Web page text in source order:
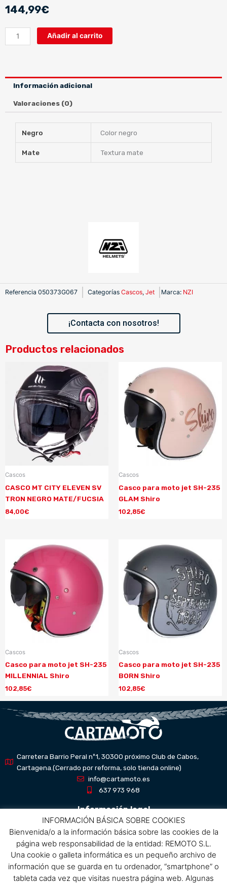
144,99€
ROLLING
3
SUN
MATT
BLACK
cantidad
Añadir al carrito
Información adicional
Valoraciones (0)
Negro Color negro
Mate Textura mate
Referencia 050373G067 Categorías Cascos, Jet Marca: NZI
¡Contacta con nosotros!
Productos relacionados
Cascos
CASCO MT CITY ELEVEN SV
TRON NEGRO MATE/FUCSIA
84,00€
Cascos
Casco para moto jet SH-235
GLAM Shiro
102,85€
Cascos
Casco para moto jet SH-235
MILLENNIAL Shiro
102,85€
Cascos
Casco para moto jet SH-235
BORN Shiro
102,85€
Carretera Barrio Peral nº1, 30300 próximo Club de Cabos,
Cartagena.(Cerrado por reforma, solo tienda online)
info@cartamoto.es
637 973 968
Información legal
Aviso Legal
Política de privacidad
Política de protección de datos
Política de cookies
INFORMACIÓN BÁSICA SOBRE COOKIES
Bienvenida/o a la información básica sobre las cookies de la
página web responsabilidad de la entidad: REMOTO S.L.
Una cookie o galleta informática es un pequeño archivo de
información que se guarda en tu ordenador, “smartphone” o
tableta cada vez que visitas nuestra página web. Algunas